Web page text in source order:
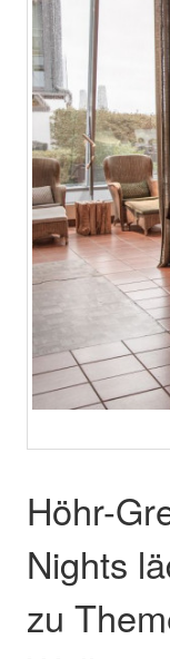
Höhr-
Nights
zu